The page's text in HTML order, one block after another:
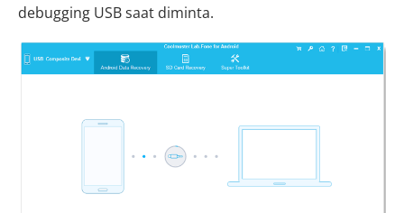
debugging USB saat diminta.